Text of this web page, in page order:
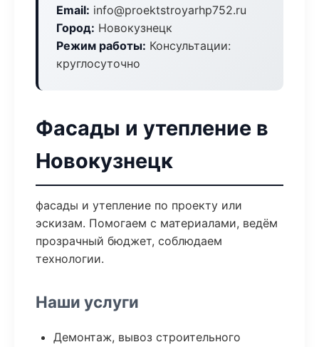
Email: info@proektstroyarhp752.ru
Город: Новокузнецк
Режим работы: Консультации:
круглосуточно
Фасады и утепление в
Новокузнецк
фасады и утепление по проекту или
эскизам. Помогаем с материалами, ведём
прозрачный бюджет, соблюдаем
технологии.
Наши услуги
Демонтаж, вывоз строительного